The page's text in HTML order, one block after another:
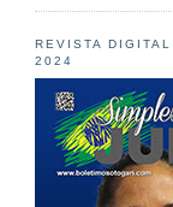
REVISTA
2024